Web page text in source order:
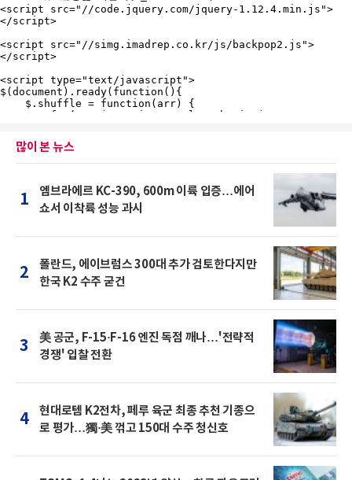
많이 본 뉴스
1
엠브라에르 KC-390, 600m 이륙 입증…에어
쇼서 이착륙 성능 과시
2
폴란드, 에이브럼스 300대 추가 검토한다지만
한국 K2 수주 굳건
3
美 공군, F-15·F-16 엔진 독점 깨나…'전략적
경쟁' 입찰 전환
4
현대로템 K2전차, 페루 육군 최종 추천 기종으
로 평가…獨·美 꺾고 150대 수주 청신호